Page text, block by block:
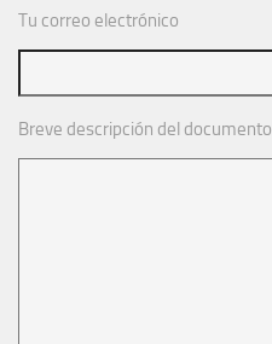
Tu correo electrónico
Breve descripción del documento